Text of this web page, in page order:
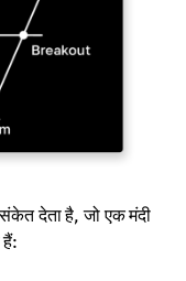
देता है, जो एक मंदी
हैं: